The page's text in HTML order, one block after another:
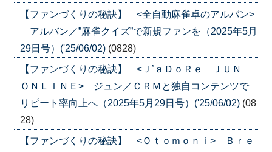
【ファンづくりの秘訣】 <全自動麻雀卓のアルバン>
アルバン／”麻雀クイズ”で新規ファンを（2025年5月
29日号）('25/06/02) (0828)
【ファンづくりの秘訣】 <Ｊ’ａＤｏＲｅ ＪＵＮ
ＯＮＬＩＮＥ> ジュン／ＣＲＭと独自コンテンツで
リピート率向上へ（2025年5月29日号）('25/06/02) (08
28)
【ファンづくりの秘訣】 <Ｏｔｏｍｏｎｉ> Ｂｒｅ